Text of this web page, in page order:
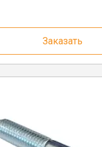
Заказать